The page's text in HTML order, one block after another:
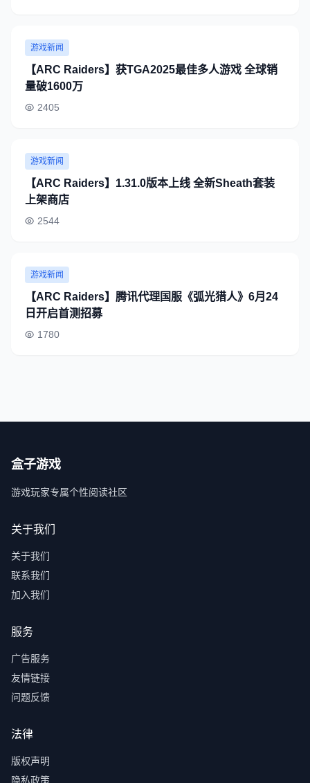
游戏新闻
【ARC Raiders】获TGA2025最佳多人游戏 全球销
量破1600万
2405
游戏新闻
【ARC Raiders】1.31.0版本上线 全新Sheath套装
上架商店
2544
游戏新闻
【ARC Raiders】腾讯代理国服《弧光猎人》6月24
日开启首测招募
1780
盒子游戏
游戏玩家专属个性阅读社区
关于我们
关于我们
联系我们
加入我们
服务
广告服务
友情链接
问题反馈
法律
版权声明
隐私政策